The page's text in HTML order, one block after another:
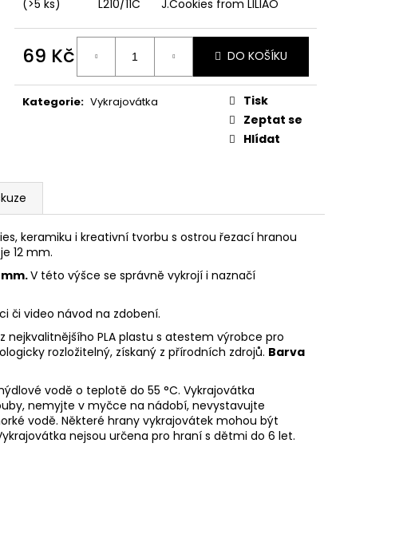
(>5 ks)
L210/11C
J.Cookies from LILIAO
69 Kč
cena:
DO KOŠÍKU
Kategorie: Vykrajovátka
Tisk
Zeptat se
Hlídat
keramiku i kreativní tvorbu s ostrou řezací hranou
12 mm.
V této výšce se správně vykrojí i naznačí
či video návod na zdobení.
nejkvalitnějšího PLA plastu s atestem výrobce pro
rozložitelný, získaný z přírodních zdrojů. Barva
vodě o teplotě do 55 °C. Vykrajovátka
nemyjte v myčce na nádobí, nevystavujte
vodě. Některé hrany vykrajovátek mohou být
nejsou určena pro hraní s dětmi do 6 let.
PODZIMNÍ KOLEKCE